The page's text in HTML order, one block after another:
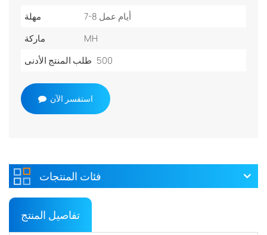
مهلة
7-8 أيام عمل
ماركة
MH
طلب المنتج الأدنى 500
استفسر الآن
فئات المنتجات
تفاصيل المنتج